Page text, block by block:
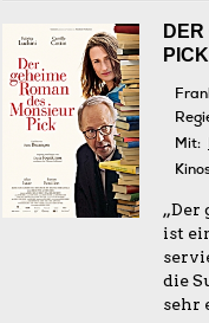
PICK
Mit:
„Der
ist
die
sehr